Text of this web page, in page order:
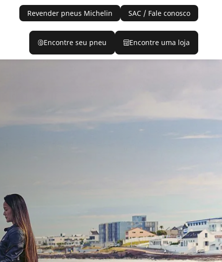
Revender pneus Michelin SAC / Fale conosco
Encontre seu pneu Encontre uma loja